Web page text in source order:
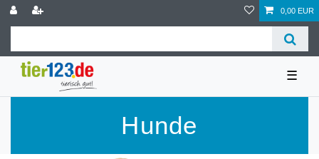
0,00 EUR
☰
Hunde